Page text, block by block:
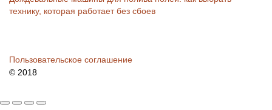
технику, которая работает без сбоев
Пользовательское соглашение
© 2018